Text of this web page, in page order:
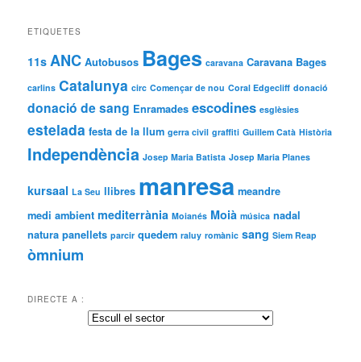
ETIQUETES
11s ANC Autobusos Bages caravana Caravana Bages
carlins Catalunya circ Començar de nou Coral Edgecliff donació
donació de sang Enramades escodines esglèsies
estelada festa de la llum gerra civil graffiti Guillem Catà Història
Independència Josep Maria Batista Josep Maria Planes
kursaal La Seu llibres manresa meandre
medi ambient mediterrània Moianés Moià música nadal
natura panellets parcir quedem raluy romànic sang Siem Reap
òmnium
DIRECTE A :